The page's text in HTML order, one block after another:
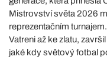
Mistrovství světa 2026
reprezentačním
Vatreni až ke zlatu,
jaké kdy světový fotbal